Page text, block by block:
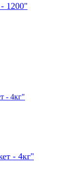
1200"
- 4кг"